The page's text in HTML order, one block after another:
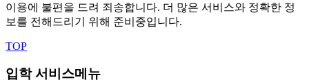
이용에 불편을 드려 죄송합니다. 더 많은 서비스와 정확한 정
보를 전해드리기 위해 준비중입니다.
TOP
입학 서비스메뉴